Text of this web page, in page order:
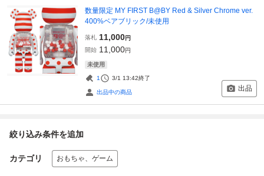
数量限定 MY FIRST B@BY Red & Silver Chrome ver.
400%ベアブリック/未使用
落札 11,000円
開始 11,000円
未使用
1 3/1 13:42終了
出品中の商品 出品
絞り込み条件を追加
カテゴリ おもちゃ、ゲーム